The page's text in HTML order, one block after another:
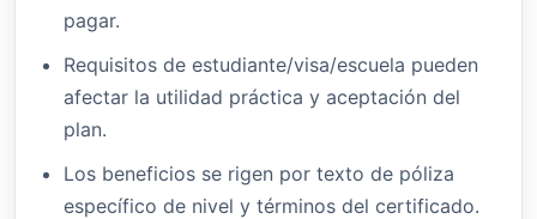
pagar.
Requisitos de estudiante/visa/escuela pueden
afectar la utilidad práctica y aceptación del
plan.
Los beneficios se rigen por texto de póliza
específico de nivel y términos del certificado.